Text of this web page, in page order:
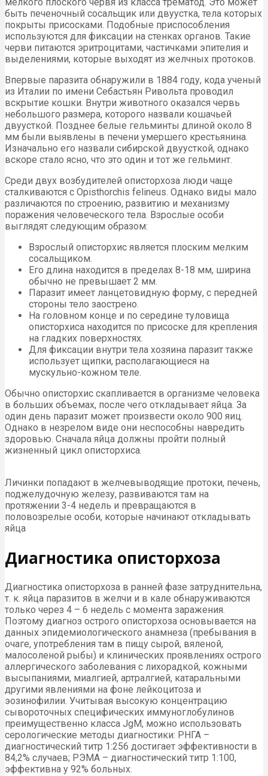
быть печеночный сосальщик или двуустка, тела которых
покрыты присосками. Подобные приспособления
используются для фиксации на стенках органов. Такие
черви питаются эритроцитами, частичками эпителия и
выделениями, которые выходят из желчных протоков.
Впервые паразита обнаружили в 1884 году, кода ученый
из Италии по имени Себастьян Ривольта проводил
вскрытие кошки. Внутри животного оказался червь
небольшого размера, которого назвали кошачьей
двуусткой. Позднее белые гельминты длиной около 8
мм были выявлены в печени умершего крестьянина.
Изначально его назвали сибирской двуусткой, однако
вскоре стало ясно, что это один и тот же гельминт.
Среди двух возбудителей описторхоза люди чаще
сталкиваются с Opisthorchis felineus. Однако виды мало
различаются по строению, развитию и механизму
поражения человеческого тела. Взрослые особи
выглядят следующим образом:
Взрослый описторхис является плоским мелким
сосальщиком.
Его длина находится в пределах 8-18 мм, ширина
обычно не превышает 2 мм.
Паразит имеет ланцетовидную форму, с передней
стороны тело заострено.
На головном конце и по середине туловища
описторхиса находится по присоске для крепления
на гладких поверхностях.
Для фиксации внутри тела хозяина паразит также
использует щипки, располагающиеся на
мускульно-кожном теле.
Обычно описторхис скапливается в организме человека
в больших объемах, после чего откладывает яйца. За
один день паразит может произвести около 900 яиц.
Однако в незрелом виде они неспособны навредить
здоровью. Сначала яйца должны пройти полный
жизненный цикл описторхиса.
Личинки попадают в желчевыводящие протоки, печень,
поджелудочную железу, развиваются там на
протяжении 3-4 недель и превращаются в
половозрелые особи, которые начинают откладывать
яйца
Диагностика описторхоза
Диагностика описторхоза в ранней фазе затруднительна,
т. к. яйца паразитов в желчи и в кале обнаруживаются
только через 4 – 6 недель с момента заражения.
Поэтому диагноз острого описторхоза основывается на
данных эпидемиологического анамнеза (пребывания в
очаге, употребления там в пищу сырой, вяленой,
малосоленой рыбы) и клинических проявлениях острого
аллергического заболевания с лихорадкой, кожными
высыпаниями, миалгией, артралгией, катаральными
другими явлениями на фоне лейкоцитоза и
эозинофилии. Учитывая высокую концентрацию
сывороточных специфических иммуноглобулинов
преимущественно класса JgM, можно использовать
серологические методы диагностики: РНГА –
диагностический титр 1:256 достигает эффективности в
84,2% случаев; РЭМА – диагностический титр 1:100,
эффективна у 92% больных.